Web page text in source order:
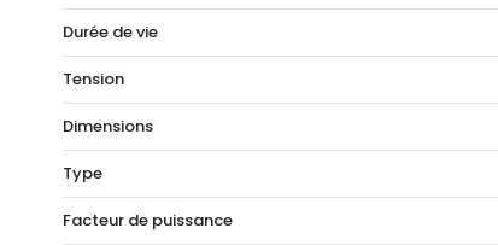
Durée de vie
Tension
Dimensions
Type
Facteur de puissance